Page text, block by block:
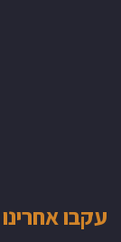
עקבו אחרינו